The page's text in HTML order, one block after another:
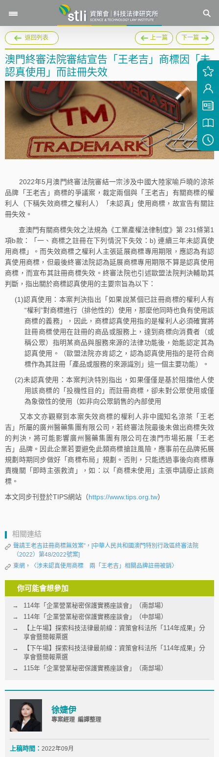
返回列表 上一篇 下一篇
澳門終審法院審結宣告「王老吉」商標因「未
認真使用」而註冊失效
2022年5月澳門終審法院審結一宗涉及中國大陸家喻戶曉的涼茶
品牌「王老吉」商標的爭議案，裁定兩個與「王老吉」有關商標的權
利人（下稱失效商標之權利人）「未認真」使用商標，故宣告有關註
冊失效。
查澳門有關商標失效之法規為《工業產權法律制度》第 231條第1
項b款：「一、商標之註冊在下列情況下失效：b) 連續三年未認真使
用商標」。而失效商標之權利人主張延展商標專用期限，應認為有認
真使用商標，但最後終審法院認為延展商標專用期限不算是認真使用
商標，而宣布其註冊商標失效。終審法院也引述歐盟法院判決輔助其
判斷，指出關於商標認真使用的主要宗旨為以下：
(1)認真使用：本案判決指出「如果說某個已註冊商標的權利人有
“權利”對商標進行（排他性的）使用，那麼他同時也負有使用該
商標的義務」，因此，商標認真使用指的是權利人必須確實將
註冊商標使用在註冊的商品或服務上，達到商標向消費者（或
稱公眾）指明某商品與服務來源的法律功能後，始能認定其為
認真使用。（歐盟法院亦肯認之，認為認真使用指的是符合商
標作為其註冊「產品或服務的來源識別」這一個主要功能）。
(2)未認真使用：本案判決特別指出，如果僅僅是基於阻擋他人使
用該商標的「投機性目的」而註冊商標，卻未對公眾使用或僅
為象徵性的使用（如非向公眾銷售的內部使用
又本文亦觀察到本案失效商標的權利人非中國知名涼茶「王老
吉」所屬的廣州醫藥集團有限公司，若終審法院最後未做出商標失效
的判決，將可能影響廣州醫藥集團有限公司在澳門市場拓展「王老
吉」品牌。因此企業若要避免此類商標搶註風險，應事前在品牌拓展
規劃時期同步做好「商標布局」規劃。否則，只能透過事後向商標專
責機關「即時主張救濟」，如：以「商標未使用」主張申請廢止該商
標。
本文同步刊登於TIPS網站（https://www.tips.org.tw）
相關連結
聲請王老吉註冊商標無效案”，[中華人民共和國澳門特別行政區終審法院
（2022）第48/2022號案]
東網，〈涉未認真使用商標 兩「王老吉」相關品牌註冊被銷〉
你可能會想參加
114年「企業營業秘密保護實務座談會」（南部場）
114年「企業營業秘密保護實務座談會」（中部場）
【上午場】探索科技法律最前線：資策會科法所「114年成果」分
享會暨簡報票選
【下午場】探索科技法律最前線：資策會科法所「114年成果」分
享會暨簡報票選
115年「企業營業秘密保護實務座談會」（南部場）
徐婕伊
專案經理 編譯整理
上稿時間： 2022年09月